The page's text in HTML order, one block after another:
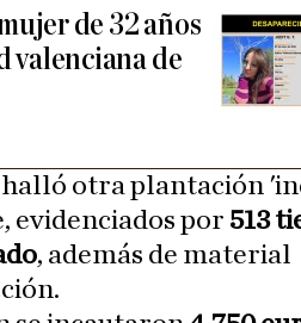
de 32 años
valenciana de
halló otra plantación
evidenciados por 513
, además de material